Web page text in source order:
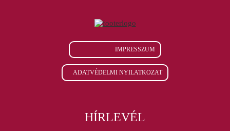
IMPRESSZUM
ADATVÉDELMI NYILATKOZAT
HÍRLEVÉL